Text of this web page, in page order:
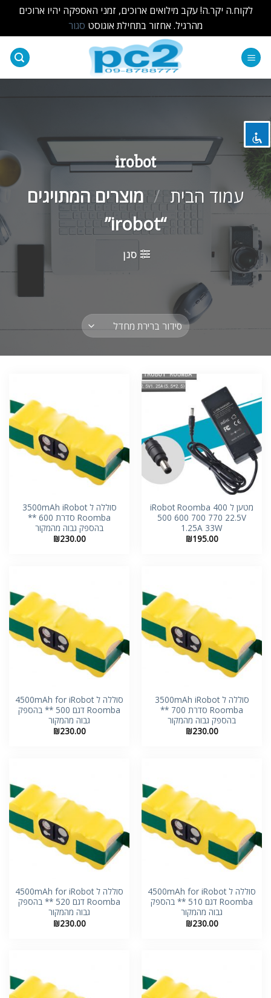
visibility_off השבת את ההבזקים
zoom_out זום (הקטנה)
zoom_in זום (הגדלה)
remove_circle_outline הקטנת גופן
הגדלת גופן
גופן קריא
brightness_high ניגודיות בהירה
ניגודיות כהה
הוסף קו תחתון לקישורים
סמן קישורים
לאפס
cached
לקוח.ה יקר.ה! עקב מילואים ארוכים, זמני האספקה יהיו ארוכים
מהרגיל. אחזור בתחילת אוגוסט סגור
irobot
עמוד הבית / מוצרים המתויגים
“irobot”
סנן
מטען ל iRobot Roomba 400
500 600 700 770 22.5V
1.25A 33W
₪195.00
סוללה ל 3500mAh iRobot
Roomba סדרת 600 **
בהספק גבוה מהמקור
₪230.00
סוללה ל 3500mAh iRobot
Roomba סדרת 700 **
בהספק גבוה מהמקור
₪230.00
סוללה ל 4500mAh for iRobot
Roomba דגם 500 ** בהספק
גבוה מהמקור
₪230.00
סוללה ל 4500mAh for iRobot
Roomba דגם 510 ** בהספק
גבוה מהמקור
₪230.00
סוללה ל 4500mAh for iRobot
Roomba דגם 520 ** בהספק
גבוה מהמקור
₪230.00